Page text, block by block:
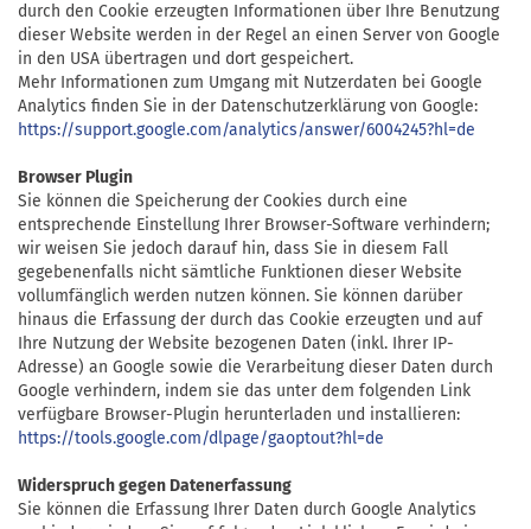
durch den Cookie erzeugten Informationen über Ihre Benutzung
dieser Website werden in der Regel an einen Server von Google
in den USA übertragen und dort gespeichert.
Mehr Informationen zum Umgang mit Nutzerdaten bei Google
Analytics finden Sie in der Datenschutzerklärung von Google:
https://support.google.com/analytics/answer/6004245?hl=de
Browser Plugin
Sie können die Speicherung der Cookies durch eine
entsprechende Einstellung Ihrer Browser-Software verhindern;
wir weisen Sie jedoch darauf hin, dass Sie in diesem Fall
gegebenenfalls nicht sämtliche Funktionen dieser Website
vollumfänglich werden nutzen können. Sie können darüber
hinaus die Erfassung der durch das Cookie erzeugten und auf
Ihre Nutzung der Website bezogenen Daten (inkl. Ihrer IP-
Adresse) an Google sowie die Verarbeitung dieser Daten durch
Google verhindern, indem sie das unter dem folgenden Link
verfügbare Browser-Plugin herunterladen und installieren:
https://tools.google.com/dlpage/gaoptout?hl=de
Widerspruch gegen Datenerfassung
Sie können die Erfassung Ihrer Daten durch Google Analytics